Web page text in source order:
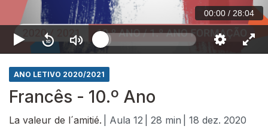
00:00 / 28:04
ANO LETIVO 2020/2021
Francês - 10.º Ano
La valeur de l´amitié. | Aula 12 | 28 min
| 18 dez. 2020